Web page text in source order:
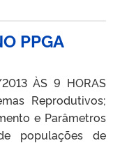
PPGA
ÀS 9 HORAS
Reprodutivos;
e Parâmetros
populações de